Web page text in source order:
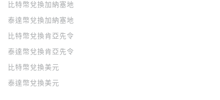
比特幣兌換加納塞地
泰達幣兌換加納塞地
比特幣兌換肯亞先令
泰達幣兌換肯亞先令
比特幣兌換美元
泰達幣兌換美元